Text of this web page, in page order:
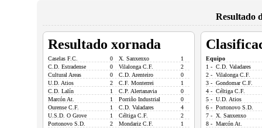
Resultado
Resultado xornada
Caselas F.C. 0 X. Sanxenxo
1
C.D. Estradense
0 Vilalonga C.F.
2
Cultural Areas
0 C.D. Arenteiro
0
U.D. Atios
2 C.F. Monterrei
1
C.D. Lalín
1 C.P. Alertanavia
0
Marcón At.
1 Porriño Industrial
0
Ourense C.F.
1 C.D. Valadares
4
U.S.D. O Grove
1 Céltiga C.F.
2
Portonovo S.D.
2 Mondariz C.F.
1
Equipo
1 - C.D. Valadares
2 - Vilalonga C.F.
3 - Gondomar C.F.
4 - Céltiga C.F.
5 - U.D. Atios
6 - Portonovo S.D.
7 - X. Sanxenxo
8 - Marcón At.